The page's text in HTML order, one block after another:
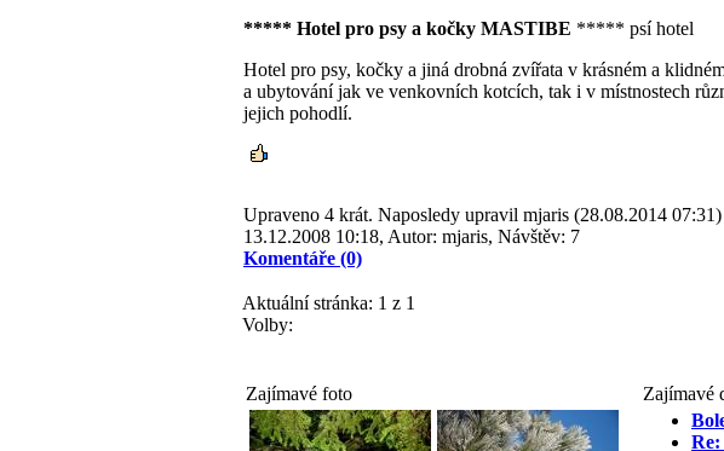
***** Hotel pro psy a kočky MASTIBE ***** psí hotel
Hotel pro psy, kočky a jiná drobná zvířata v krásném a
a ubytování jak ve venkovních kotcích, tak i v místnostech
jejich pohodlí.
Upraveno 4 krát. Naposledy upravil mjaris (28.08.2014 07:31)
13.12.2008 10:18, Autor: mjaris, Návštěv: 7
Komentáře (0)
Aktuální stránka: 1 z 1
Volby:
Zajímavé foto Zajímavé
Re: